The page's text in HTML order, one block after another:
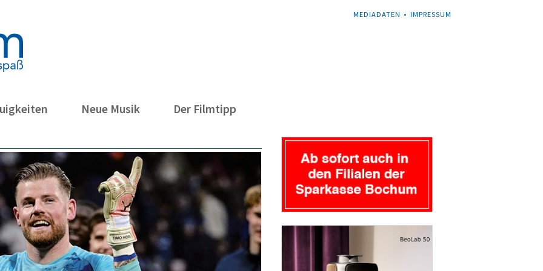
NAVIGATION
MEDIADATEN IMPRESSUM
Neue Musik Der Filmtipp